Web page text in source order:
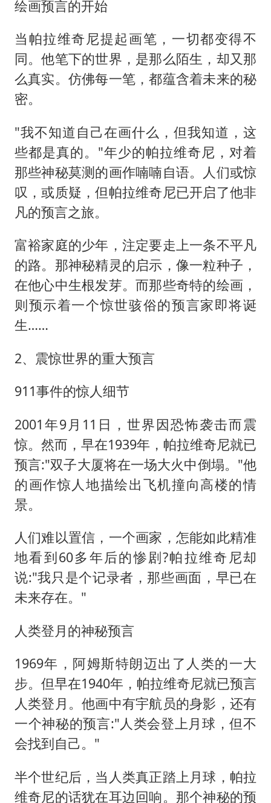
绘画预言的开始
当帕拉维奇尼提起画笔，一切都变得不
同。他笔下的世界，是那么陌生，却又那
么真实。仿佛每一笔，都蕴含着未来的秘
密。
"我不知道自己在画什么，但我知道，这
些都是真的。"年少的帕拉维奇尼，对着
那些神秘莫测的画作喃喃自语。人们或惊
叹，或质疑，但帕拉维奇尼已开启了他非
凡的预言之旅。
富裕家庭的少年，注定要走上一条不平凡
的路。那神秘精灵的启示，像一粒种子，
在他心中生根发芽。而那些奇特的绘画，
则预示着一个惊世骇俗的预言家即将诞
生……
2、震惊世界的重大预言
911事件的惊人细节
2001年9月11日，世界因恐怖袭击而震
惊。然而，早在1939年，帕拉维奇尼就已
预言:"双子大厦将在一场大火中倒塌。"他
的画作惊人地描绘出飞机撞向高楼的情
景。
人们难以置信，一个画家，怎能如此精准
地看到60多年后的惨剧?帕拉维奇尼却
说:"我只是个记录者，那些画面，早已在
未来存在。"
人类登月的神秘预言
1969年，阿姆斯特朗迈出了人类的一大
步。但早在1940年，帕拉维奇尼就已预言
人类登月。他画中有宇航员的身影，还有
一个神秘的预言:"人类会登上月球，但不
会找到自己。"
半个世纪后，当人类真正踏上月球，帕拉
维奇尼的话犹在耳边回响。那个神秘的预